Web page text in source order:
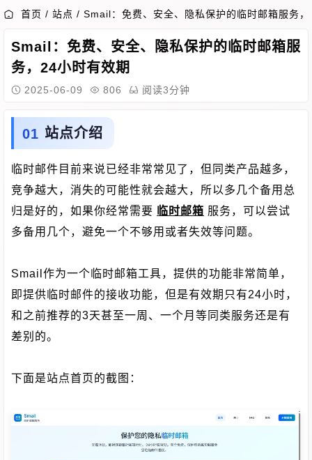
首页 / 站点 / Smail：免费、安全、隐私保护的临时邮箱服务
Smail：免费、安全、隐私保护的临时邮箱服
务，24小时有效期
2025-06-09 806 阅读3分钟
站点介绍
临时邮件目前来说已经非常常见了，但同类产品越多，
竞争越大，消失的可能性就会越大，所以多几个备用总
归是好的，如果你经常需要
临时邮箱 服务，可以尝试
多备用几个，避免一个不够用或者失效等问题。
Smail作为一个临时邮箱工具，提供的功能非常简单，
即提供临时邮件的接收功能，但是有效期只有24小时，
和之前推荐的3天甚至一周、一个月等同类服务还是有
差别的。
下面是站点首页的截图：